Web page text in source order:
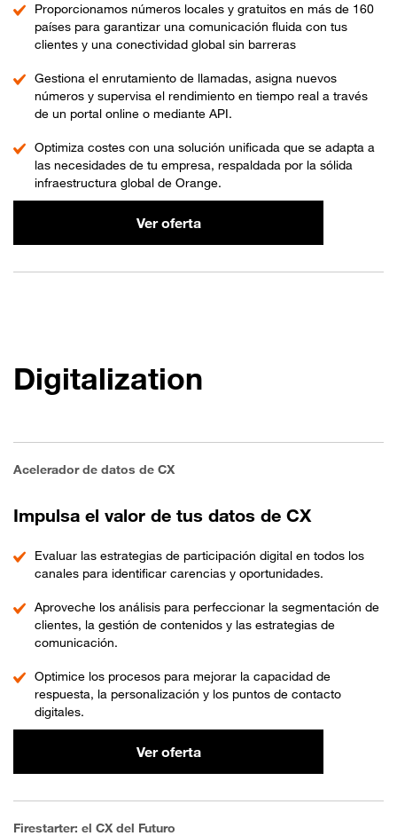
Proporcionamos números locales y gratuitos en más de 160
países para garantizar una comunicación fluida con tus
clientes y una conectividad global sin barreras
Gestiona el enrutamiento de llamadas, asigna nuevos
números y supervisa el rendimiento en tiempo real a través
de un portal online o mediante API.
Optimiza costes con una solución unificada que se adapta a
las necesidades de tu empresa, respaldada por la sólida
infraestructura global de Orange.
Ver oferta
Digitalization
Acelerador de datos de CX
Impulsa el valor de tus datos de CX
Evaluar las estrategias de participación digital en todos los
canales para identificar carencias y oportunidades.
Aproveche los análisis para perfeccionar la segmentación de
clientes, la gestión de contenidos y las estrategias de
comunicación.
Optimice los procesos para mejorar la capacidad de
respuesta, la personalización y los puntos de contacto
digitales.
Ver oferta
Firestarter: el CX del Futuro